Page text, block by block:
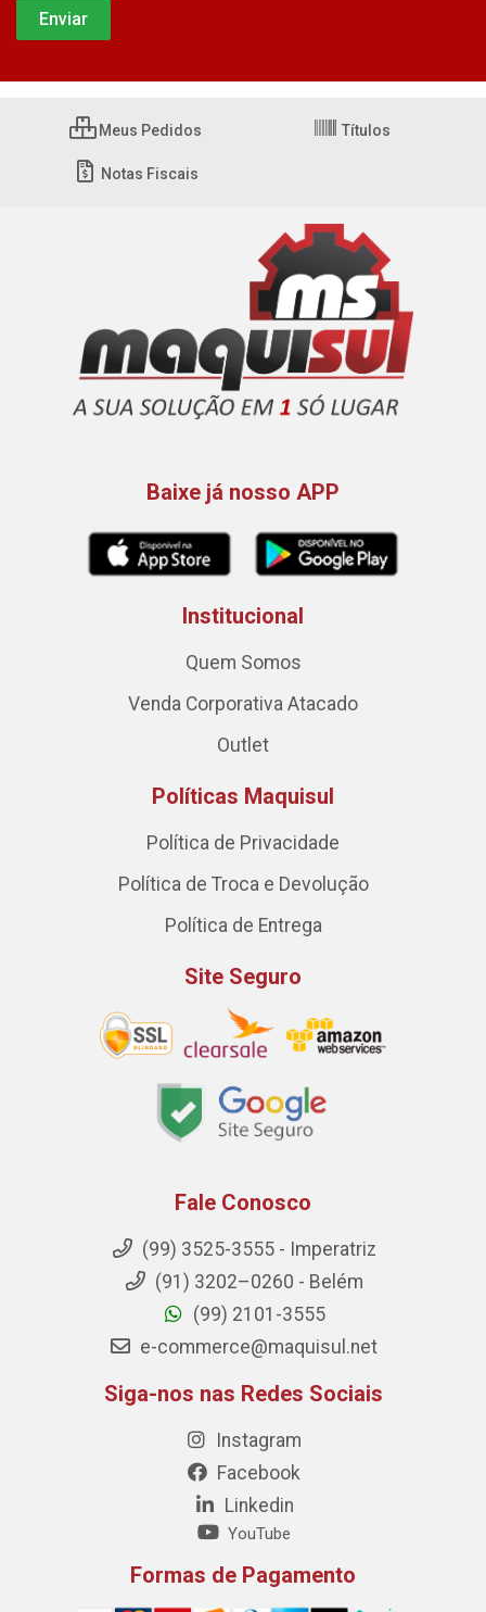
Meus Pedidos Títulos
Notas Fiscais
Baixe já nosso APP
Institucional
Quem Somos
Venda Corporativa Atacado
Outlet
Políticas Maquisul
Política de Privacidade
Política de Troca e Devolução
Política de Entrega
Site Seguro
Fale Conosco
(99) 3525-3555 - Imperatriz
(91) 3202–0260 - Belém
(99) 2101-3555
e-commerce@maquisul.net
Siga-nos nas Redes Sociais
Instagram
Facebook
Linkedin
YouTube
Formas de Pagamento